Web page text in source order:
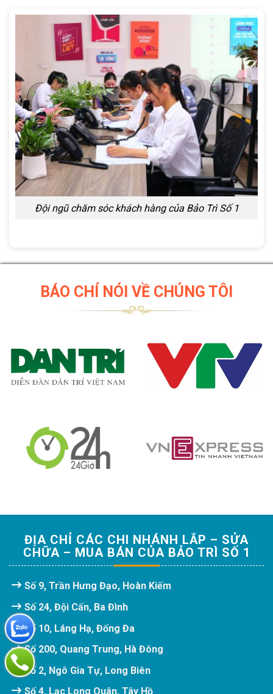
Đội ngũ chăm sóc khách hàng của Bảo Trì Số 1
BÁO CHÍ NÓI VỀ CHÚNG TÔI
ĐỊA CHỈ CÁC CHI NHÁNH LẮP – SỬA
CHỮA – MUA BÁN CỦA BẢO TRÌ SỐ 1
Số 9, Trần Hưng Đạo, Hoàn Kiếm
Số 24, Đội Cấn, Ba Đình
Số 10, Láng Hạ, Đống Đa
Số 200, Quang Trung, Hà Đông
Số 2, Ngô Gia Tự, Long Biên
Số 4, Lạc Long Quân, Tây Hồ